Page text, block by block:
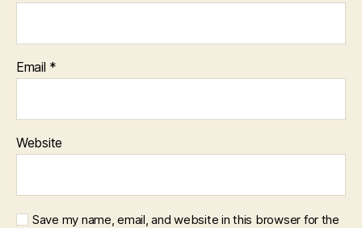
Email *
Website
Save my name, email, and website in this browser for the